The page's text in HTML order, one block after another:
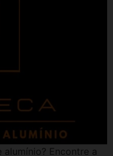
Encontre a